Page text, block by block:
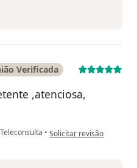
Verificada
,atenciosa,
Teleconsulta • na opinião do utilizador
Solicitar revisão